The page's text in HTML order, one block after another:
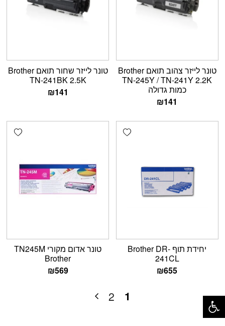
טונר לייזר צהוב תואם Brother
TN-245Y / TN-241Y 2.2K
כמות גדולה
₪141
טונר לייזר שחור תואם Brother
TN-241BK 2.5K
₪141
Add wishlist
יחידת תוף Brother DR-
241CL
₪655
טונר אדום מקורי TN245M
Brother
₪569
1
2 פתח סרגל נגישות